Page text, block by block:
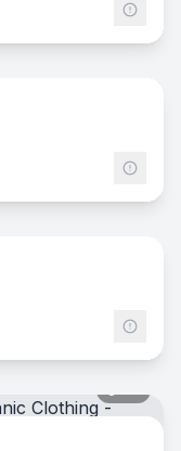
22
22